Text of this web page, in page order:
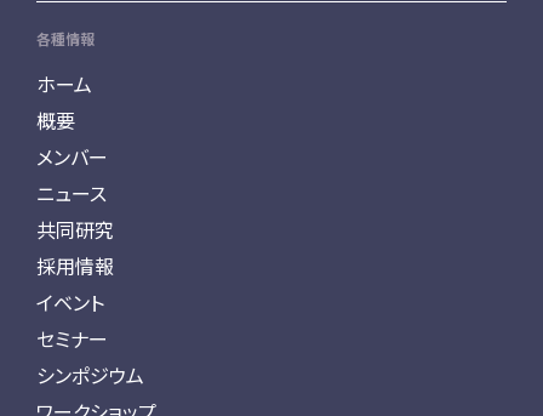
各種情報
ホーム
概要
メンバー
ニュース
共同研究
採用情報
イベント
セミナー
シンポジウム